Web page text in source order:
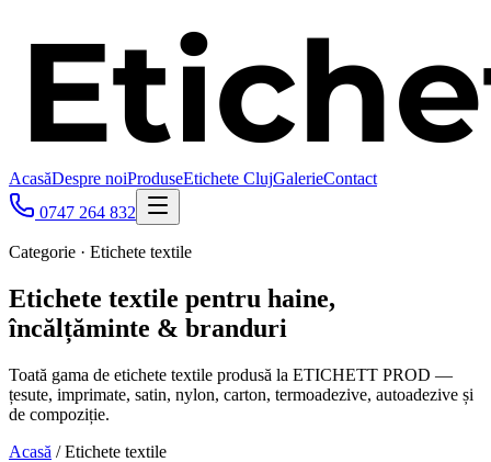
AcasăDespre noiProduseEtichete ClujGalerieContact
0747 264 832
Categorie · Etichete textile
Etichete textile pentru haine,
încălțăminte & branduri
Toată gama de etichete textile produsă la ETICHETT PROD —
țesute, imprimate, satin, nylon, carton, termoadezive, autoadezive și
de compoziție.
Acasă / Etichete textile